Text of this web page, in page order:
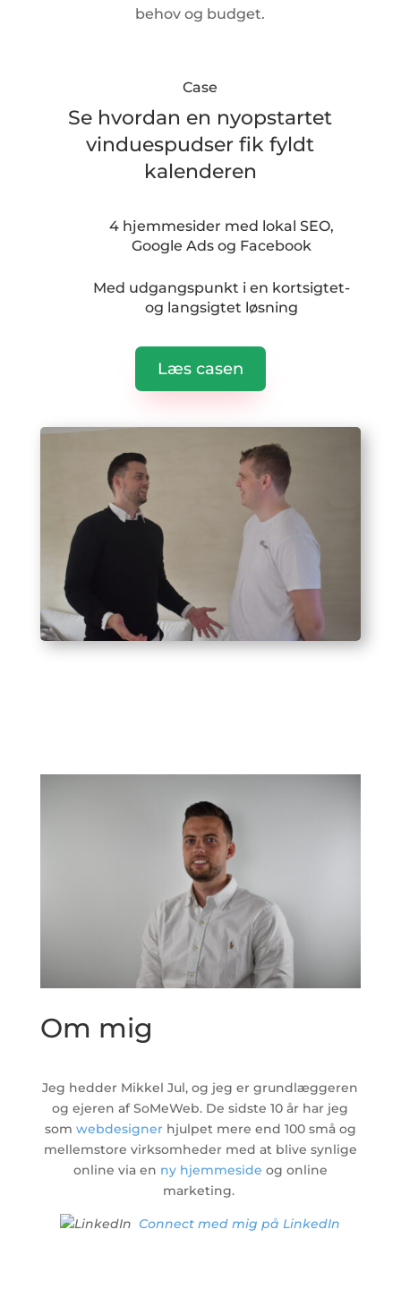
behov og budget.
Case
Se hvordan en nyopstartet
vinduespudser fik fyldt
kalenderen
4 hjemmesider med lokal SEO,
Google Ads og Facebook
Med udgangspunkt i en kortsigtet-
og langsigtet løsning
Læs casen
Om mig
Jeg hedder Mikkel Jul, og jeg er grundlæggeren
og ejeren af SoMeWeb. De sidste 10 år har jeg
som webdesignerhjulpet mere end 100 små og
mellemstore virksomheder med at blive synlige
online via en ny hjemmeside og online
marketing.
Connect med mig på LinkedIn